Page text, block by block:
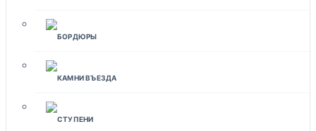
БОРДЮРЫ
КАМНИ ВЪЕЗДА
СТУПЕНИ